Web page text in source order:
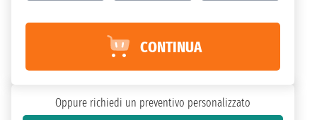
CONTINUA
Oppure richiedi un preventivo personalizzato